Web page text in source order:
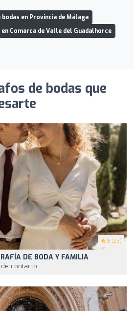
en Provincia de Málaga
Comarca de Valle del Guadalhorce
de bodas que
5 (25)
DE BODA Y FAMILIA
contacto